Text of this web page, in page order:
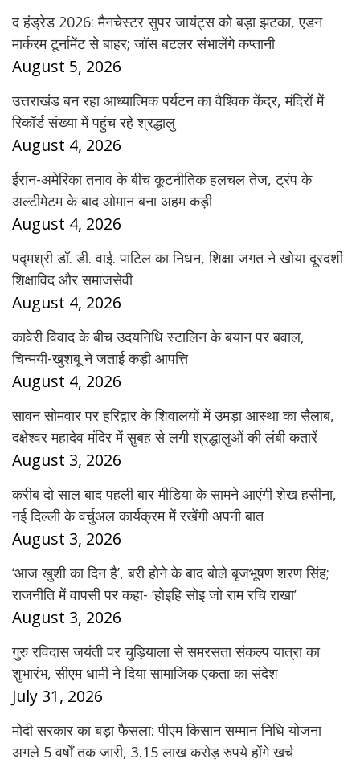
द हंड्रेड 2026: मैनचेस्टर सुपर जायंट्स को बड़ा झटका, एडन
मार्करम टूर्नामेंट से बाहर; जॉस बटलर संभालेंगे कप्तानी
August 5, 2026
उत्तराखंड बन रहा आध्यात्मिक पर्यटन का वैश्विक केंद्र, मंदिरों में
रिकॉर्ड संख्या में पहुंच रहे श्रद्धालु
August 4, 2026
ईरान-अमेरिका तनाव के बीच कूटनीतिक हलचल तेज, ट्रंप के
अल्टीमेटम के बाद ओमान बना अहम कड़ी
August 4, 2026
पद्मश्री डॉ. डी. वाई. पाटिल का निधन, शिक्षा जगत ने खोया दूरदर्शी
शिक्षाविद और समाजसेवी
August 4, 2026
कावेरी विवाद के बीच उदयनिधि स्टालिन के बयान पर बवाल,
चिन्मयी-खुशबू ने जताई कड़ी आपत्ति
August 4, 2026
सावन सोमवार पर हरिद्वार के शिवालयों में उमड़ा आस्था का सैलाब,
दक्षेश्वर महादेव मंदिर में सुबह से लगी श्रद्धालुओं की लंबी कतारें
August 3, 2026
करीब दो साल बाद पहली बार मीडिया के सामने आएंगी शेख हसीना,
नई दिल्ली के वर्चुअल कार्यक्रम में रखेंगी अपनी बात
August 3, 2026
‘आज खुशी का दिन है’, बरी होने के बाद बोले बृजभूषण शरण सिंह;
राजनीति में वापसी पर कहा- ‘होइहि सोइ जो राम रचि राखा’
August 3, 2026
गुरु रविदास जयंती पर चुड़ियाला से समरसता संकल्प यात्रा का
शुभारंभ, सीएम धामी ने दिया सामाजिक एकता का संदेश
July 31, 2026
मोदी सरकार का बड़ा फैसला: पीएम किसान सम्मान निधि योजना
अगले 5 वर्षों तक जारी, 3.15 लाख करोड़ रुपये होंगे खर्च